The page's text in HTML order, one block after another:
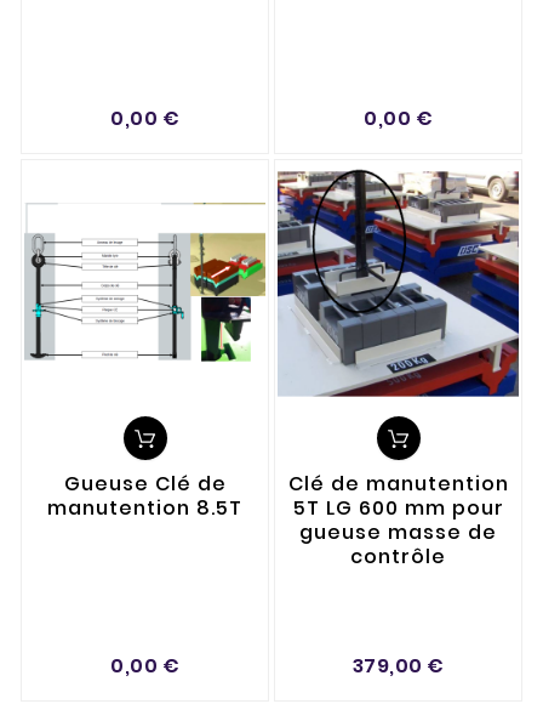
0,00 € 0,00 €
Gueuse Clé de
manutention 8.5T
0,00 €
Clé de manutention
5T LG 600 mm pour
gueuse masse de
contrôle
379,00 €